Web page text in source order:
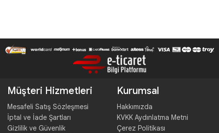
Müşteri Hizmetleri
Mesafeli Satış Sözleşmesi
İptal ve İade Şartları
Gizlilik ve Güvenlik
Kurumsal
Hakkımızda
KVKK Aydınlatma Metni
Çerez Politikası